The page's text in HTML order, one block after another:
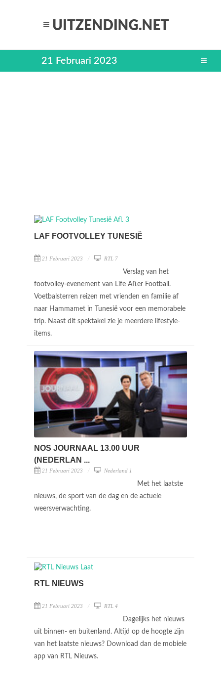
21 Februari 2023
LAF FOOTVOLLEY TUNESIË
21 Februari 2023 RTL 7
Verslag van het
footvolley-evenement van Life After Football.
Voetbalsterren reizen met vrienden en familie af
naar Hammamet in Tunesië voor een memorabele
trip. Naast dit spektakel zie je meerdere lifestyle-
items.
NOS JOURNAAL 13.00 UUR
(NEDERLAN ...
21 Februari 2023 Nederland 1
Met het laatste
nieuws, de sport van de dag en de actuele
weersverwachting.
RTL NIEUWS
21 Februari 2023 RTL 4
Dagelijks het nieuws
uit binnen- en buitenland. Altijd op de hoogte zijn
van het laatste nieuws? Download dan de mobiele
app van RTL Nieuws.